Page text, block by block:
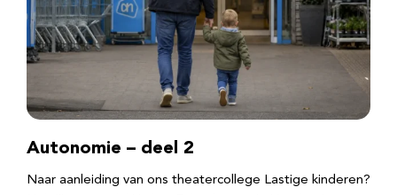
Autonomie – deel 2
Naar aanleiding van ons theatercollege Lastige kinderen?